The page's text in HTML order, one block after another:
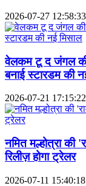
2026-07-27 12:58:33
वेलकम टू द जंगल
बनाई स्टारडम की
2026-07-21 17:15:22
नमित मल्होत्रा की
रिलीज़ होगा ट्रेलर
2026-07-11 15:40:18